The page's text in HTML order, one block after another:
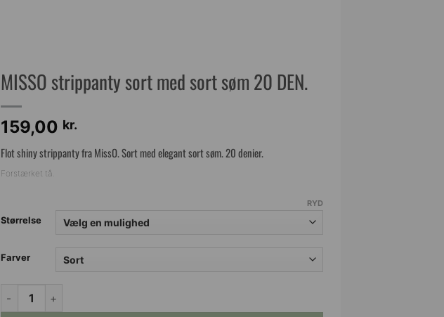
MISSO strippanty sort med sort søm 20 DEN.
159,00 kr.
Flot shiny strippanty fra MissO. Sort med elegant sort søm. 20 denier.
Forstærket tå.
Størrelse
Farver
RYD
MISSO strippanty sort med sort søm 20 DEN. antal